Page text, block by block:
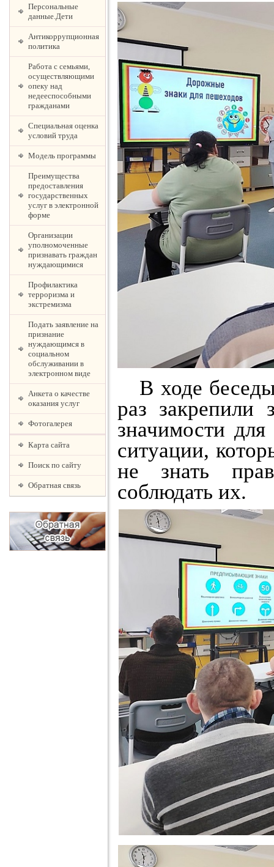
Персональные
данные.Дети
Антикоррупционная
политика
Работа с семьями,
осуществляющими
опеку над
недееспособными
гражданами
Специальная оценка
условий труда
Модель программы
Преимущества
предоставления
государственных
услуг в электронной
форме
Организации
уполномоченные
признавать граждан
нуждающимися
Профилактика
терроризма и
экстремизма
Подать заявление на
признание
нуждающимся в
социальном
обслуживании в
электронном виде
Анкета о качестве
оказания услуг
Фотогалерея
Карта сайта
Поиск по сайту
Обратная связь
В ходе беседы
раз
значимости
ситуации,
не знать
соблюдать их.